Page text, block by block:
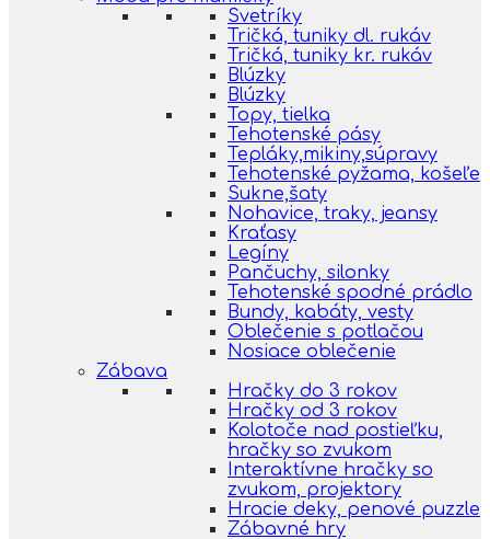
Svetríky
Tričká, tuniky dl. rukáv
Tričká, tuniky kr. rukáv
Blúzky
Blúzky
Topy, tielka
Tehotenské pásy
Tepláky,mikiny,súpravy
Tehotenské pyžama, košeľe
Sukne,šaty
Nohavice, traky, jeansy
Kraťasy
Legíny
Pančuchy, silonky
Tehotenské spodné prádlo
Bundy, kabáty, vesty
Oblečenie s potlačou
Nosiace oblečenie
Zábava
Hračky do 3 rokov
Hračky od 3 rokov
Kolotoče nad postieľku,
hračky so zvukom
Interaktívne hračky so
zvukom, projektory
Hracie deky, penové puzzle
Zábavné hry